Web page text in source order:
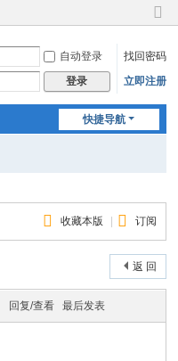
切
到
窄
自动登录
找回密码
登录 立即注册
快捷导航
收藏本版 订阅
返 回
回复/查看 最后发表